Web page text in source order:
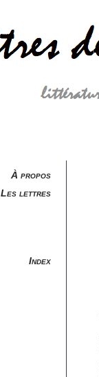
À propos
Les lettres
Index